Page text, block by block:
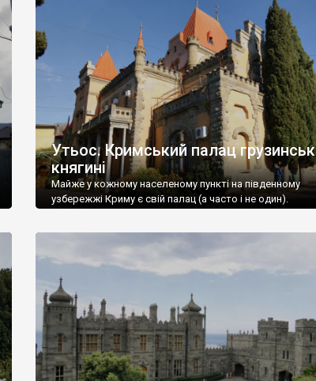
Утьос. Кримський палац
княгині
Майже у кожному населеному пункті на південному
узбережжі Криму є свій палац (а часто і не один).